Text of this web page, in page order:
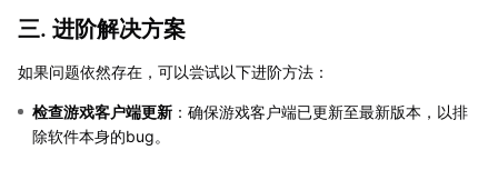
三. 进阶解决方案
如果问题依然存在，可以尝试以下进阶方法：
检查游戏客户端更新 ：确保游戏客户端已更新至最新版本，以排
除软件本身的bug。